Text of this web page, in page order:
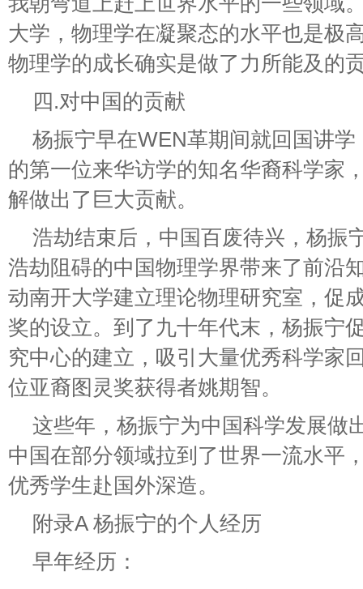
大学，物理学在凝聚态的水平也是极
物理学的成长确实是做了力所能及的
四.对中国的贡献
杨振宁早在WEN革期间就回国讲
的第一位来华访学的知名华裔科学家
解做出了巨大贡献。
浩劫结束后，中国百废待兴，杨振
浩劫阻碍的中国物理学界带来了前沿
动南开大学建立理论物理研究室，促
奖的设立。到了九十年代末，杨振宁
究中心的建立，吸引大量优秀科学家
位亚裔图灵奖获得者姚期智。
这些年，杨振宁为中国科学发展做
中国在部分领域拉到了世界一流水平
优秀学生赴国外深造。
附录A 杨振宁的个人经历
早年经历：